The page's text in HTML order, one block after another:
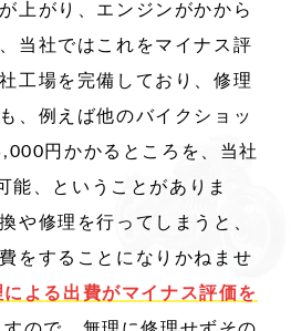
上がり、エンジンがかから
当社ではこれをマイナス評
工場を完備しており、修理
、例えば他のバイクショッ
円かかるところを、当社
能、ということがありま
や修理を行ってしまうと、
をすることになりかねませ
による出費がマイナス評価を